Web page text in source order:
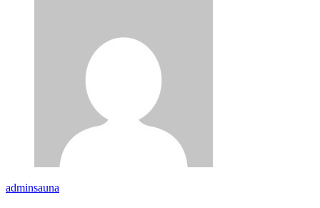
adminsauna